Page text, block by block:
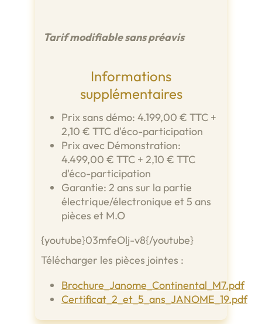
Tarif modifiable sans préavis
Informations
supplémentaires
Prix sans démo: 4.199,00 € TTC +
2,10 € TTC d'éco-participation
Prix avec Démonstration:
4.499,00 € TTC + 2,10 € TTC
d'éco-participation
Garantie: 2 ans sur la partie
électrique/électronique et 5 ans
pièces et M.O
{youtube}03mfeOlj-v8{/youtube}
Télécharger les pièces jointes :
Brochure_Janome_Continental_M7.pdf
Certificat_2_et_5_ans_JANOME_19.pdf